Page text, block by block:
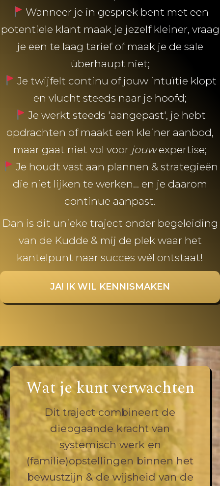
Wanneer je in gesprek bent met een
potentiële klant maak je jezelf kleiner, vraag
je een te laag tarief of maak je de sale
überhaupt niet;
Je twijfelt continu of jouw intuïtie klopt
en vlucht steeds naar je hoofd;
Je werkt steeds 'aangepast', je hebt
opdrachten of maakt een kleiner aanbod,
maar gaat niet vol voor jouwexpertise;
Je houdt vast aan plannen & strategieën
die niet lijken te werken... en je daarom
continue aanpast.
Dan is dit unieke traject onder begeleiding
van de Kudde & mij de plek waar het
kantelpunt naar succes wél ontstaat!
JA! IK WIL KENNISMAKEN
Wat je kunt verwachten
Dit traject combineert de
diepgaande kracht van
systemisch werk en
(familie)opstellingen binnen het
bewustzijn & de wijsheid van de